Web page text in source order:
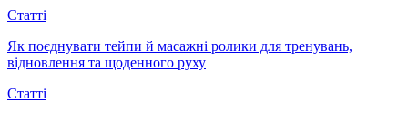
Статті
Як поєднувати тейпи й масажні ролики для тренувань,
відновлення та щоденного руху
Статті